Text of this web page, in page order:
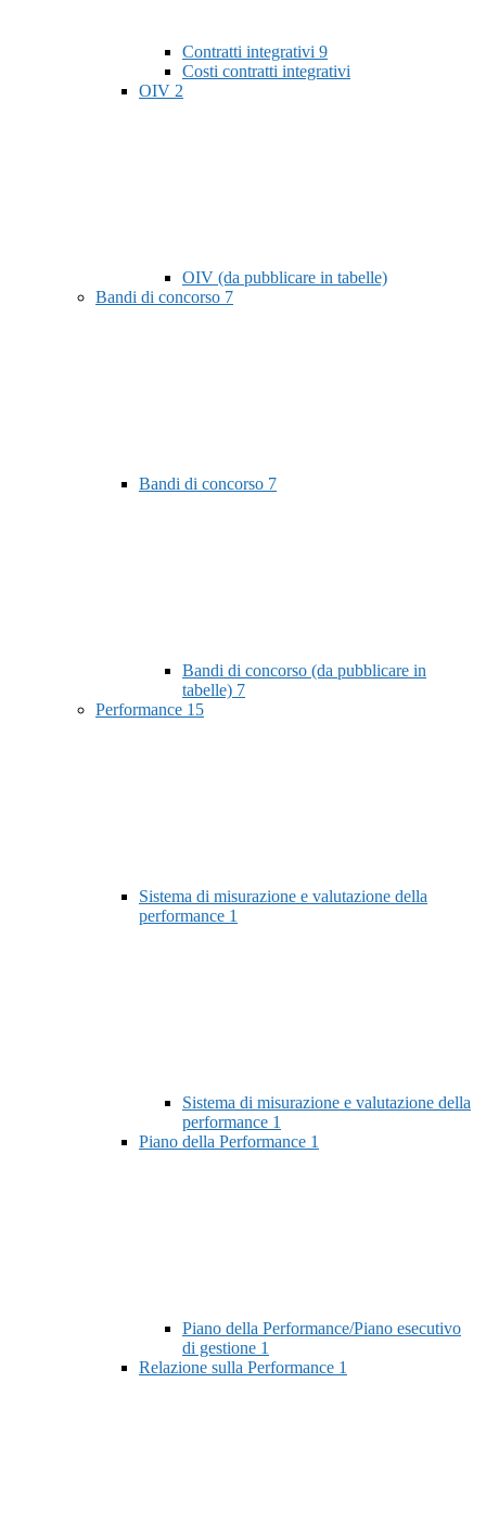
Contratti integrativi 9
Costi contratti integrativi
OIV 2
OIV (da pubblicare in tabelle)
Bandi di concorso 7
Bandi di concorso 7
Bandi di concorso (da pubblicare in
tabelle) 7
Performance 15
Sistema di misurazione e valutazione della
performance 1
Sistema di misurazione e valutazione della
performance 1
Piano della Performance 1
Piano della Performance/Piano esecutivo
di gestione 1
Relazione sulla Performance 1